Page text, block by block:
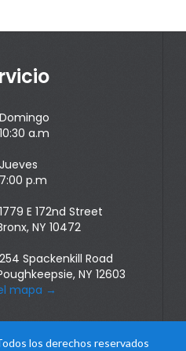
Domingo
10:30 a.m
Jueves
7:00 p.m
1779 E 172nd Street
NY 10472
254 Spackenkill Road
NY 12603
mapa →
los derechos reservados